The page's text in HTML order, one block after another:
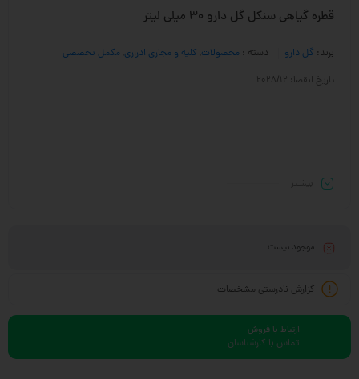
قطره گیاهی سنكل گل دارو ۳۰ میلی لیتر
برند: گل دارو دسته : محصولات کلیه و مجاری ادراری مکمل تخصصی
تاریخ انقضا: 2028/12
موجود نیست
گزارش نادرستی مشخصات
ارتباط با فروش
تماس با کارشناسان